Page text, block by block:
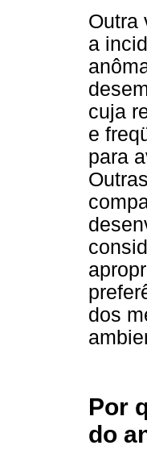
Outra
a
cuja
e
para
dos
Por
do